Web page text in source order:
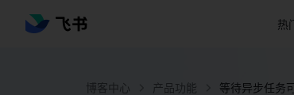
热
博客中心 产品功能